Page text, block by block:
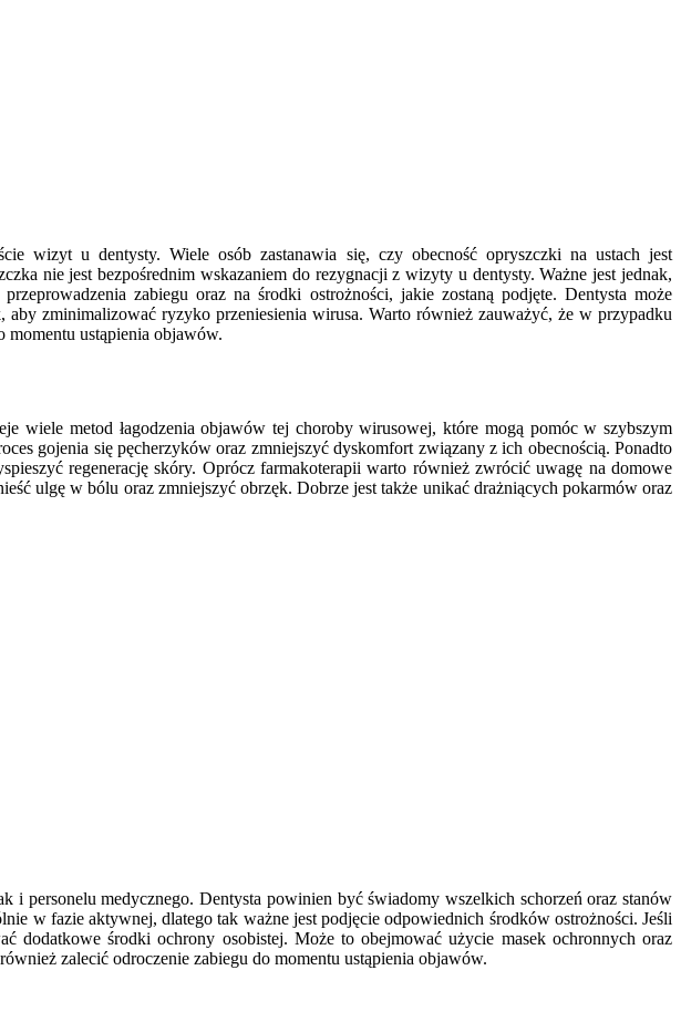
wizyt u dentysty. Wiele osób zastanawia się, czy obecność opryszczki na ustach jest
nie jest bezpośrednim wskazaniem do rezygnacji z wizyty u dentysty. Ważne jest jednak,
zabiegu oraz na środki ostrożności, jakie zostaną podjęte. Dentysta może
zminimalizować ryzyko przeniesienia wirusa. Warto również zauważyć, że w przypadku
ustąpienia objawów.
wiele metod łagodzenia objawów tej choroby wirusowej, które mogą pomóc w szybszym
gojenia się pęcherzyków oraz zmniejszyć dyskomfort związany z ich obecnością. Ponadto
regenerację skóry. Oprócz farmakoterapii warto również zwrócić uwagę na domowe
ulgę w bólu oraz zmniejszyć obrzęk. Dobrze jest także unikać drażniących pokarmów oraz
i personelu medycznego. Dentysta powinien być świadomy wszelkich schorzeń oraz stanów
w fazie aktywnej, dlatego tak ważne jest podjęcie odpowiednich środków ostrożności. Jeśli
dodatkowe środki ochrony osobistej. Może to obejmować użycie masek ochronnych oraz
zalecić odroczenie zabiegu do momentu ustąpienia objawów.